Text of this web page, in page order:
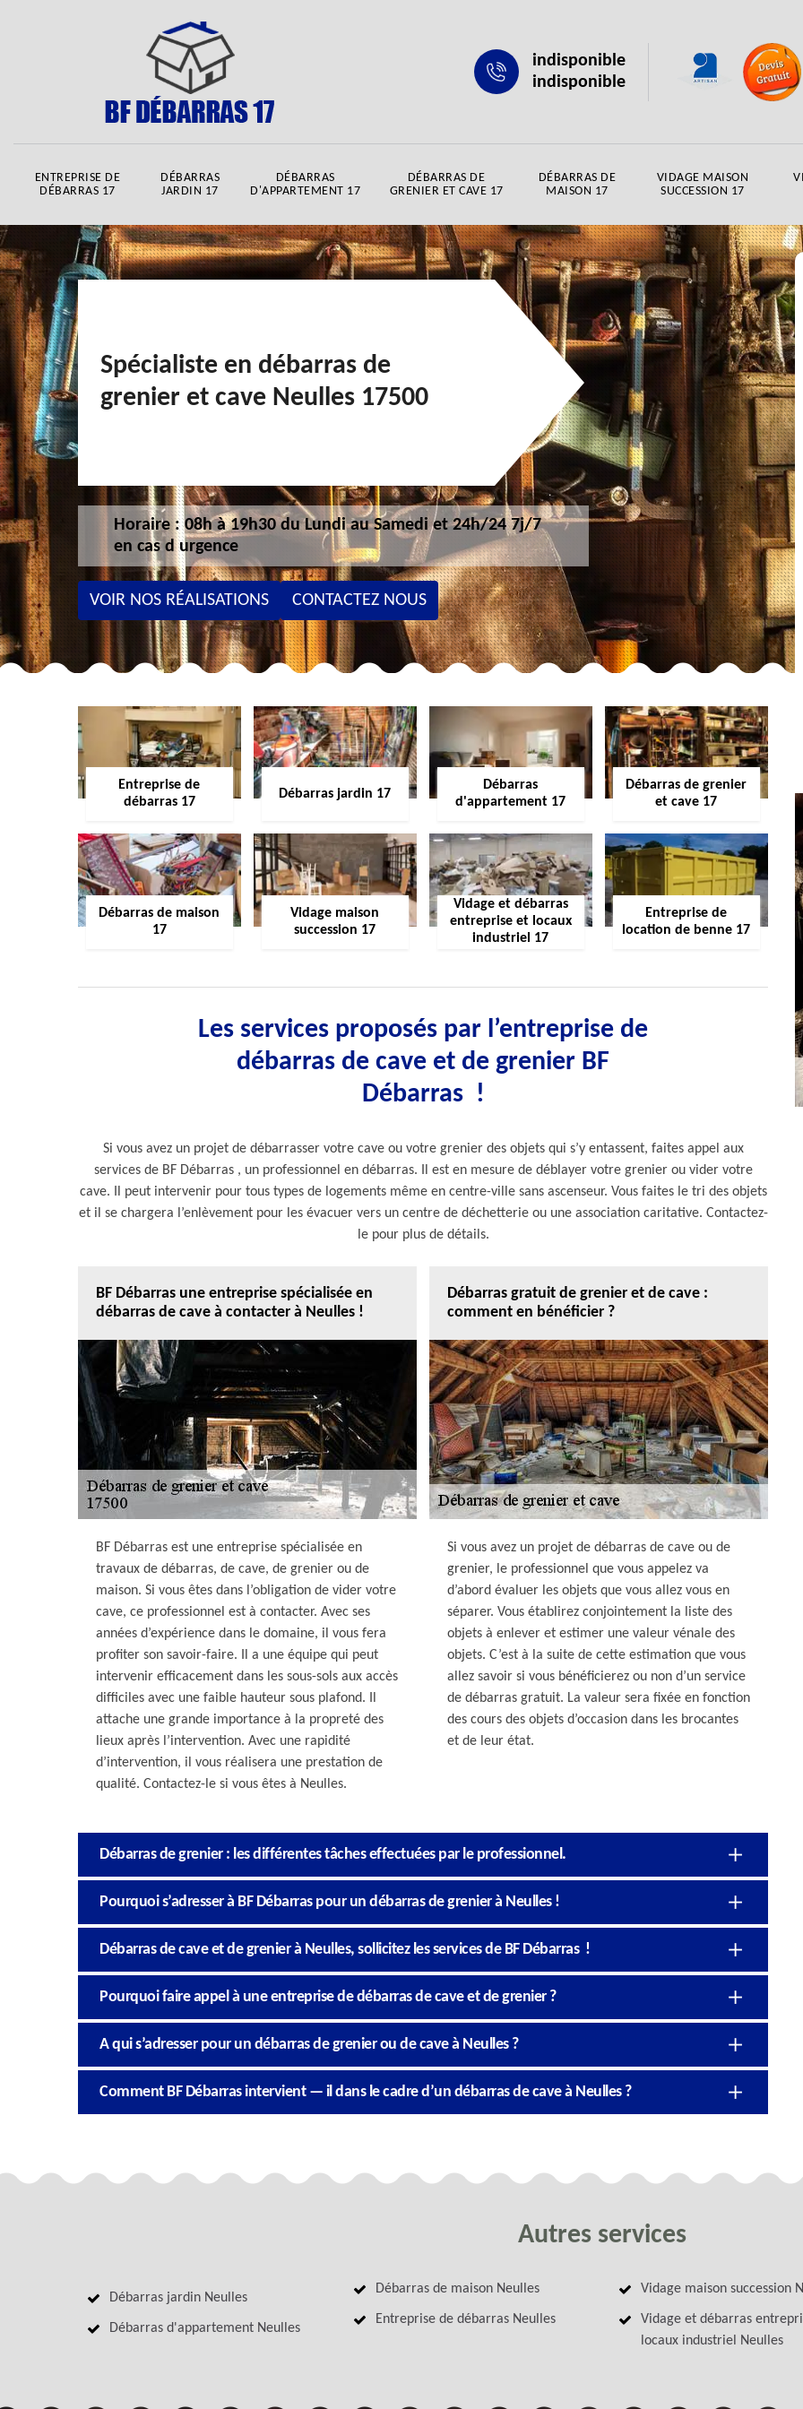
indisponible
indisponible
ENTREPRISE DE
DÉBARRAS 17
DÉBARRAS
JARDIN 17
DÉBARRAS
D'APPARTEMENT 17
DÉBARRAS DE
GRENIER ET CAVE 17
DÉBARRAS DE
MAISON 17
VIDAGE MAISON
SUCCESSION 17
Spécialiste en débarras de
grenier et cave Neulles 17500
Horaire : 08h à 19h30 du Lundi au Samedi et 24h/24 7j/7
en cas d urgence
VOIR NOS RÉALISATIONS CONTACTEZ NOUS
Entreprise de
débarras 17
Débarras jardin 17
Débarras
d'appartement 17
Débarras de grenier
et cave 17
Débarras de maison
17
Vidage maison
succession 17
Vidage et débarras
entreprise et locaux
industriel 17
Entreprise de
location de benne 17
Les services proposés par l’entreprise de
débarras de cave et de grenier BF
Débarras !
Si vous avez un projet de débarrasser votre cave ou votre grenier des objets qui s’y entassent, faites appel aux
services de BF Débarras , un professionnel en débarras. Il est en mesure de déblayer votre grenier ou vider votre
cave. Il peut intervenir pour tous types de logements même en centre-ville sans ascenseur. Vous faites le tri des objets
et il se chargera l’enlèvement pour les évacuer vers un centre de déchetterie ou une association caritative. Contactez-
le pour plus de détails.
BF Débarras une entreprise spécialisée en
débarras de cave à contacter à Neulles !
BF Débarras est une entreprise spécialisée en
travaux de débarras, de cave, de grenier ou de
maison. Si vous êtes dans l’obligation de vider votre
cave, ce professionnel est à contacter. Avec ses
années d’expérience dans le domaine, il vous fera
profiter son savoir-faire. Il a une équipe qui peut
intervenir efficacement dans les sous-sols aux accès
difficiles avec une faible hauteur sous plafond. Il
attache une grande importance à la propreté des
lieux après l’intervention. Avec une rapidité
d’intervention, il vous réalisera une prestation de
qualité. Contactez-le si vous êtes à Neulles.
Débarras gratuit de grenier et de cave :
comment en bénéficier ?
Si vous avez un projet de débarras de cave ou de
grenier, le professionnel que vous appelez va
d’abord évaluer les objets que vous allez vous en
séparer. Vous établirez conjointement la liste des
objets à enlever et estimer une valeur vénale des
objets. C’est à la suite de cette estimation que vous
allez savoir si vous bénéficierez ou non d’un service
de débarras gratuit. La valeur sera fixée en fonction
des cours des objets d’occasion dans les brocantes
et de leur état.
Débarras de grenier : les différentes tâches effectuées par le professionnel.
Pourquoi s’adresser à BF Débarras pour un débarras de grenier à Neulles !
Débarras de cave et de grenier à Neulles, sollicitez les services de BF Débarras !
Pourquoi faire appel à une entreprise de débarras de cave et de grenier ?
A qui s’adresser pour un débarras de grenier ou de cave à Neulles ?
Comment BF Débarras intervient — il dans le cadre d’un débarras de cave à Neulles ?
Autres services
Débarras jardin Neulles
Débarras d'appartement Neulles
Débarras de maison Neulles
Entreprise de débarras Neulles
Vidage maison succession
Vidage et débarras
locaux industriel Neulles